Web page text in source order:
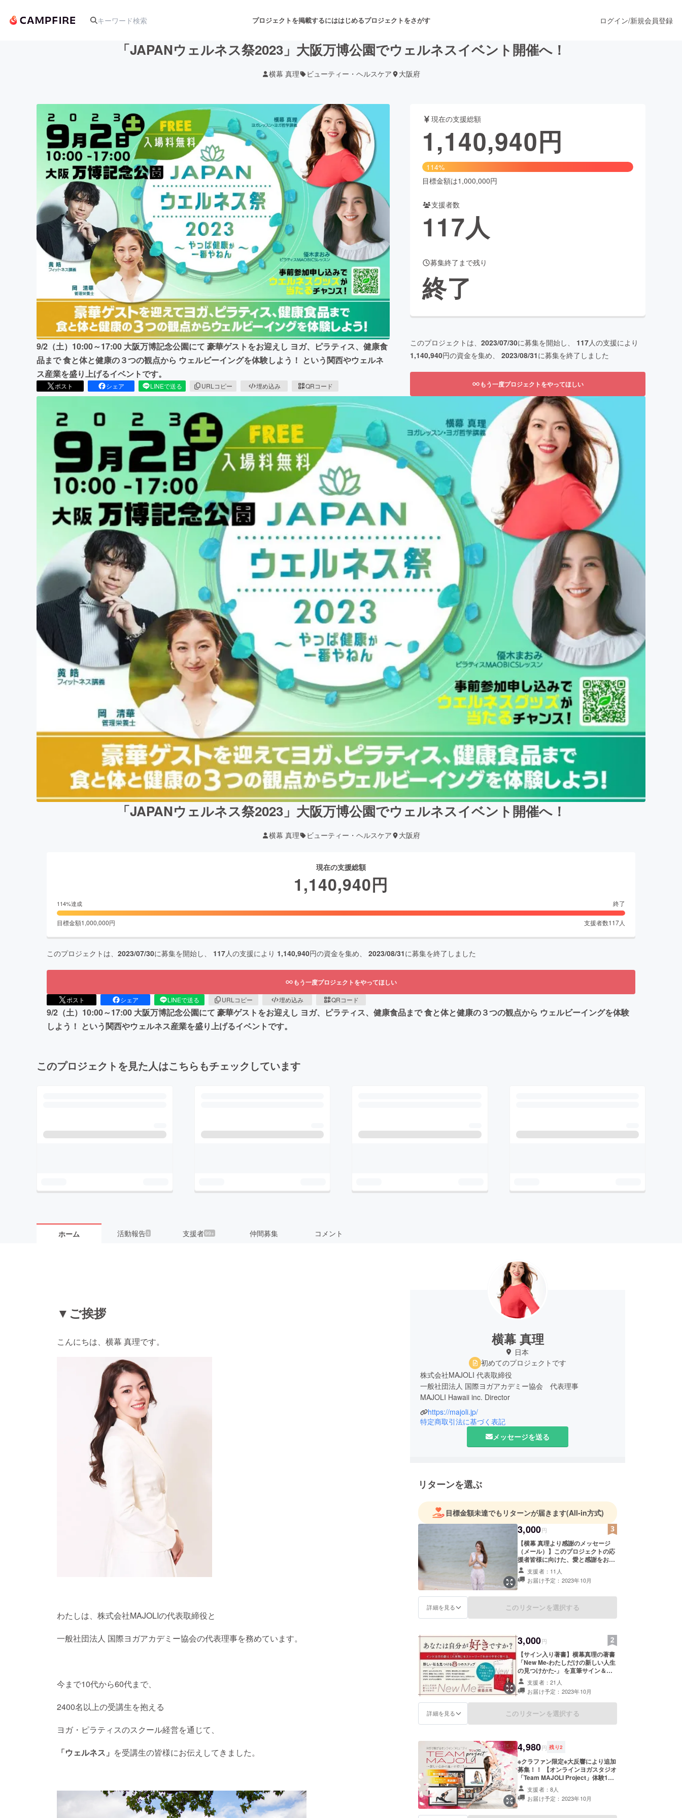
プロジェクトを掲載するにははじめるプロジェクトをさがす
アート・写真 音楽 舞台・パフォーマンス
テクノロジー・ガジェット ゲーム・サービス開発 フード・飲食店 ファッション
映像・映画 書籍・雑誌出版
ビジネス・起業 チャレンジ ビューティー・ヘルスケア
まちづくり・地域活性化
CAMPFIRE for Social GoodCAMPFIRE Creation
CAMPFIREふるさと納税machi-yaコミュニティ
ログイン/新規会員登録
「JAPANウェルネス祭2023」大阪万博公園でウェルネスイベント開催へ！
横幕 真理 ビューティー・ヘルスケア 大阪府
9/2（土）10:00～17:00 大阪万博記念公園にて 豪華ゲストをお迎えし ヨガ、ピラティス、健康食
品まで 食と体と健康の３つの観点から ウェルビーイングを体験しよう！ という関西やウェルネ
ス産業を盛り上げるイベントです。
ポスト シェア LINEで送る URLコピー 埋め込み QRコード
現在の支援総額
1,140,940円
114%
目標金額は1,000,000円
支援者数
117人
募集終了まで残り
終了
このプロジェクトは、 2023/07/30に募集を開始し、 117人の支援により
1,140,940円の資金を集め、 2023/08/31に募集を終了しました
もう一度プロジェクトをやってほしい
「JAPANウェルネス祭2023」大阪万博公園でウェルネスイベント開催へ！
横幕 真理 ビューティー・ヘルスケア 大阪府
現在の支援総額
1,140,940円
114%達成 終了
目標金額1,000,000円 支援者数117人
このプロジェクトは、 2023/07/30に募集を開始し、 117人の支援により 1,140,940円の資金を集め、 2023/08/31に募集を終了しました
もう一度プロジェクトをやってほしい
ポスト シェア LINEで送る URLコピー 埋め込み QRコード
9/2（土）10:00～17:00 大阪万博記念公園にて 豪華ゲストをお迎えし ヨガ、ピラティス、健康食品まで 食と体と健康の３つの観点から ウェルビーイングを体験
しよう！ という関西やウェルネス産業を盛り上げるイベントです。
このプロジェクトを見た人はこちらもチェックしています
ホーム 活動報告3 支援者99+ 仲間募集 コメント
▼ご挨拶
こんにちは、横幕 真理です。
わたしは、株式会社MAJOLIの代表取締役と
一般社団法人 国際ヨガアカデミー協会の代表理事を務めています。
今まで10代から60代まで、
2400名以上の受講生を抱える
ヨガ・ピラティスのスクール経営を通じて、
「ウェルネス」 を受講生の皆様にお伝えしてきました。
横幕 真理
日本
初めてのプロジェクトです
株式会社MAJOLI 代表取締役
一般社団法人 国際ヨガアカデミー協会 代表理事
MAJOLI Hawaii inc. Director
2400名以上のヨガインストラクターを輩出する、業界最大手
のヨガスクールMAJOLIを経営しています。
●わたしのStory
2014年 東証プライム上場企業(株)アドウェイズのセブ島拠
点立ち上げに参画
2017年 同社退社後、結婚3ヶ月前に突如インドにヨガの修
2017年 結婚して、専業主婦へ
2018年 専業主婦から自立して何者かになりたくて資本金1
万円で会社を設立
2019年 初年度年商わずか30万円
2020年 全米ヨガアライアンス公式認定スクールとなり、業
界初のオンライン講座を開始
2021年 NY支店、沖縄支店を設立。著書「New Me-わたし
2022年 ハワイ法人設立。ハワイ、京都で事業展開。
2023年 ピラティス事業にも本格的に参入。今期年商3億円
https://majoli.jp/
特定商取引法に基づく表記
メッセージを送る
リターンを選ぶ
目標金額未達でもリターンが届きます(All-in方式)
3,000円
【横幕 真理より感謝のメッセージ
（メール）】このプロジェクトの応
援者皆様に向けた、愛と感謝をお伝
えする文章を心を込めて綴り、メー
ルにてお送りします。
支援者：11人
お届け予定：2023年10月
詳細を見る このリターンを選択する
3,000円
【サイン入り著書】横幕真理の著書
「New Me-わたしだけの新しい人生
の見つけかた-」 を直筆サイン＆特
別メッセージ入りでご提供！
Amazonレビュー237件、4.5の高評
価となった「変わりたい」と願うあ
なたに捧げる世界で一番やさしいヨ
ガの教え。 ※出版社クロスメ
ディア・パブリッシング社よりリ
ターン承認済
支援者：21人
お届け予定：2023年10月
詳細を見る このリターンを選択する
4,980円 残り2
※クラファン限定※大反響により追加
募集！！ 【オンラインヨガスタジオ
「Team MAJOLI Project」体験1ヶ
月参加権】本来、ヨガ資格スクール
MAJOLIの卒業生だけが参加できる
オンラインヨガスタジオ（月額4980
支援者：8人
お届け予定：2023年10月